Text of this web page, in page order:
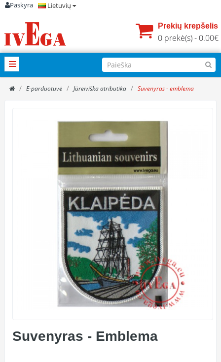
Paskyra Lietuvių
Prekių krepšelis
0 prekė(s) - 0.00€
E-parduotuvė Jūreiviška atributika Suvenyras - emblema
Suvenyras - Emblema